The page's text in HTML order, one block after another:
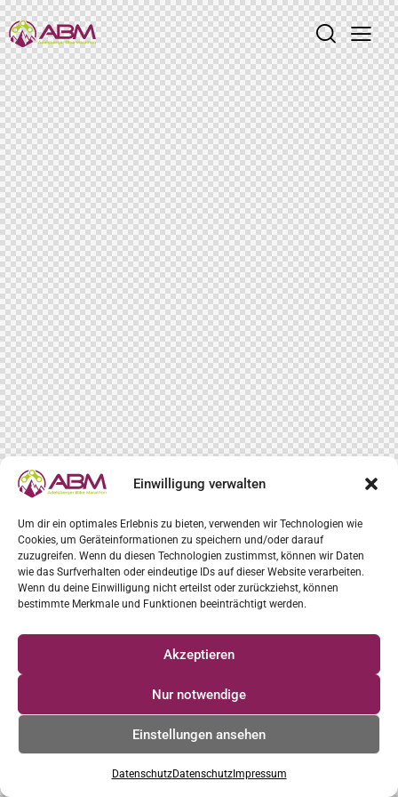
Einwilligung verwalten
Um dir ein optimales Erlebnis zu bieten, verwenden wir Technologien wie
Cookies, um Geräteinformationen zu speichern und/oder darauf
zuzugreifen. Wenn du diesen Technologien zustimmst, können wir Daten
wie das Surfverhalten oder eindeutige IDs auf dieser Website verarbeiten.
Wenn du deine Einwilligung nicht erteilst oder zurückziehst, können
bestimmte Merkmale und Funktionen beeinträchtigt werden.
Akzeptieren
Nur notwendige
Einstellungen ansehen
DatenschutzDatenschutzImpressum